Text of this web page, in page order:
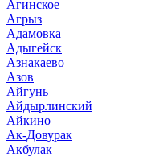
Агинское
Агрыз
Адамовка
Адыгейск
Азнакаево
Азов
Айгунь
Айдырлинский
Айкино
Ак-Довурак
Акбулак